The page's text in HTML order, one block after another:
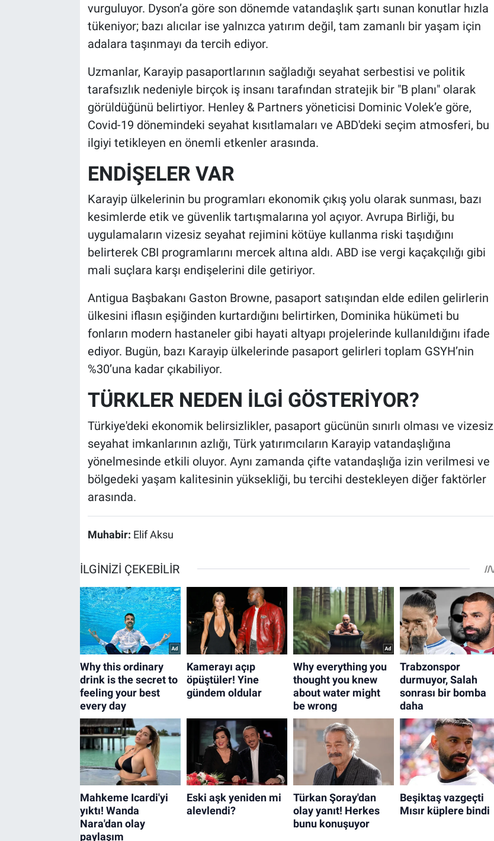
vurguluyor. Dyson’a göre son dönemde vatandaşlık şartı sunan konutlar hızla
tükeniyor; bazı alıcılar ise yalnızca yatırım değil, tam zamanlı bir yaşam için
adalara taşınmayı da tercih ediyor.
Uzmanlar, Karayip pasaportlarının sağladığı seyahat serbestisi ve politik
tarafsızlık nedeniyle birçok iş insanı tarafından stratejik bir "B planı" olarak
görüldüğünü belirtiyor. Henley & Partners yöneticisi Dominic Volek’e göre,
Covid-19 dönemindeki seyahat kısıtlamaları ve ABD'deki seçim atmosferi, bu
ilgiyi tetikleyen en önemli etkenler arasında.
ENDİŞELER VAR
Karayip ülkelerinin bu programları ekonomik çıkış yolu olarak sunması, bazı
kesimlerde etik ve güvenlik tartışmalarına yol açıyor. Avrupa Birliği, bu
uygulamaların vizesiz seyahat rejimini kötüye kullanma riski taşıdığını
belirterek CBI programlarını mercek altına aldı. ABD ise vergi kaçakçılığı gibi
mali suçlara karşı endişelerini dile getiriyor.
Antigua Başbakanı Gaston Browne, pasaport satışından elde edilen gelirlerin
ülkesini iflasın eşiğinden kurtardığını belirtirken, Dominika hükümeti bu
fonların modern hastaneler gibi hayati altyapı projelerinde kullanıldığını ifade
ediyor. Bugün, bazı Karayip ülkelerinde pasaport gelirleri toplam GSYH’nin
%30’una kadar çıkabiliyor.
TÜRKLER NEDEN İLGİ GÖSTERİYOR?
Türkiye'deki ekonomik belirsizlikler, pasaport gücünün sınırlı olması ve vizesiz
seyahat imkanlarının azlığı, Türk yatırımcıların Karayip vatandaşlığına
yönelmesinde etkili oluyor. Aynı zamanda çifte vatandaşlığa izin verilmesi ve
bölgedeki yaşam kalitesinin yüksekliği, bu tercihi destekleyen diğer faktörler
arasında.
Muhabir: Elif Aksu